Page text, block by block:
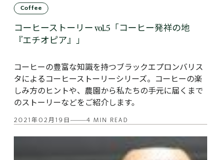
Coffee
コーヒーストーリー vol.5「コーヒー発祥の地
『エチオピア』」
コーヒーの豊富な知識を持つブラックエプロンバリス
タによるコーヒーストーリーシリーズ。コーヒーの楽
しみ方のヒントや、農園から私たちの手元に届くまで
のストーリーなどをご紹介します。
2021年02月19日 4 MIN READ